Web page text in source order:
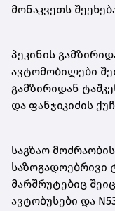
მონაკვეთს
პეკინის
ავტომობილები
გამზირიდან
და ფანჯიკიძის
საგზაო
საზოგადოებრივი
მარშრუტებიც
ავტობუსები და